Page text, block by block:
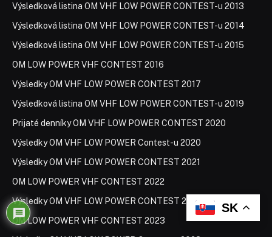
Výsledková listina OM VHF LOW POWER CONTEST-u 2013
Výsledková listina OM VHF LOW POWER CONTEST-u 2014
Výsledková listina OM VHF LOW POWER CONTEST-u 2015
OM LOW POWER VHF CONTEST 2016
Výsledky OM VHF LOW POWER CONTEST 2017
Výsledková listina OM VHF LOW POWER CONTEST-u 2019
Prijaté denníky OM VHF LOW POWER CONTEST 2020
Výsledky OM VHF LOW POWER Contest-u 2020
Výsledky OM VHF LOW POWER CONTEST 2021
OM LOW POWER VHF CONTEST 2022
Výsledky OM VHF LOW POWER CONTEST 2022
OM LOW POWER VHF CONTEST 2023
SK